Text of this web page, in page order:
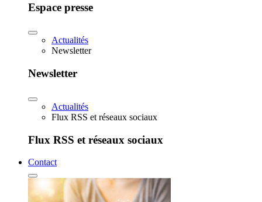
Espace presse
Actualités
Newsletter
Newsletter
Actualités
Flux RSS et réseaux sociaux
Flux RSS et réseaux sociaux
Contact